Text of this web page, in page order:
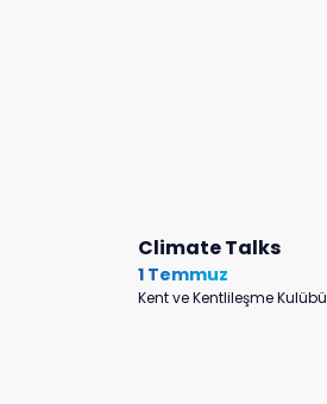
Climate Talks
1 Temmuz
Kent ve Kentlileşme Kulübü